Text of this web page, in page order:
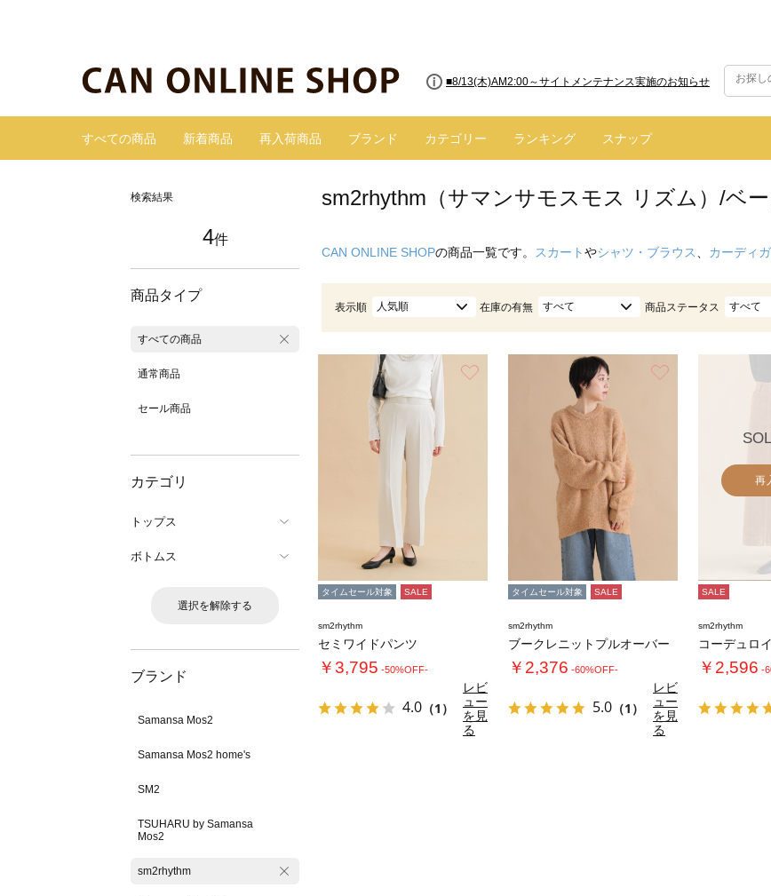
■8/13(木)AM2:00～サイトメンテナンス実施のお知らせ
すべての商品 新着商品 再入荷商品 ブランド カテゴリー ランキング スナップ
検索結果
4件
商品タイプ
すべての商品
通常商品
セール商品
カテゴリ
トップス
ボトムス
選択を解除する
ブランド
Samansa Mos2
Samansa Mos2 home's
SM2
TSUHARU by Samansa
Mos2
sm2rhythm
sm2rhythm（サマンサモスモス リズム）/ベ
CAN ONLINE SHOPの商品一覧です。 スカートやシャツ・ブラウス カーディ
表示順 人気順 在庫の有無 すべて 商品ステータス すべて
タイムセール対象 SALE
sm2rhythm
セミワイドパンツ
￥3,795 -50%OFF-
4.0 （1）
レビ
ュー
を見
る
タイムセール対象 SALE
sm2rhythm
ブークレニットプルオーバー
￥2,376 -60%OFF-
5.0 （1）
レビ
ュー
を見
る
再
SALE
sm2rhythm
コーデュロ
￥2,596 -